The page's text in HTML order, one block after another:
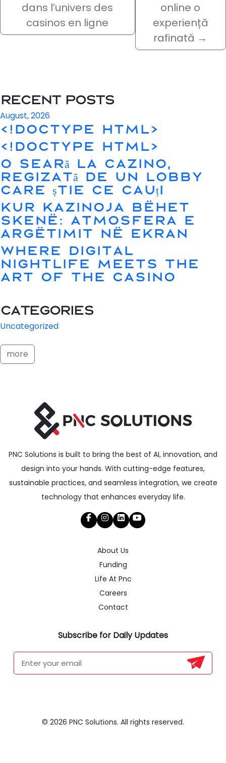
dans l’univers des
casinos en ligne
online o
experiență
rafinată →
Recent Posts
August, 2026
<!DOCTYPE html>
<!doctype html>
O seară la cazino,
regizată de un lobby
care știe ce cauți
Kur kazinoja bëhet
skenë: atmosfera e
argëtimit në ekran
Where Digital
Nightlife Meets the
Art of the Casino
Categories
Uncategorized
more
PNC Solutions is built to bring the best of AI, innovation, and
design into your hands. With cutting-edge features,
sustainable practices, and seamless integration, we create
technology that enhances everyday life.
About Us
Funding
Life At Pnc
Careers
Contact
Subscribe for Daily Updates
Newsletter
Form
© 2026 PNC Solutions. All rights reserved.